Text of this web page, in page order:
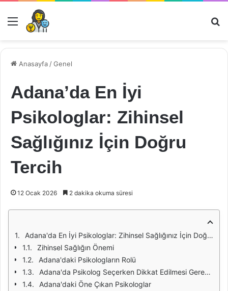
Menü
Anasayfa /Genel
Adana’da En İyi
Psikologlar: Zihinsel
Sağlığınız İçin Doğru
Tercih
12 Ocak 2026 2 dakika okuma süresi
Adana'da En İyi Psikologlar: Zihinsel Sağlığınız İçin Doğru Tercih
Zihinsel Sağlığın Önemi
Adana'daki Psikologların Rolü
Adana'da Psikolog Seçerken Dikkat Edilmesi Gerekenler
Adana'daki Öne Çıkan Psikologlar